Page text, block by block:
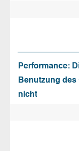
Performance:
Benutzung des
nicht